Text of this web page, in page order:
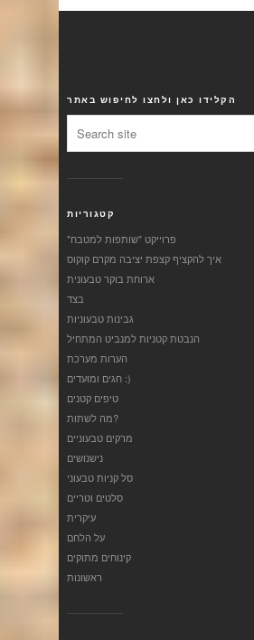
הקלידו כאן ולחצו לחיפוש באתר
קטגוריות
"פרוייקט "שותפות למטבח
איך להקציף קצפת יציבה מקרם קוקוס
ארוחת בוקר טבעונית
בצד
גבינות טבעוניות
הנבטת קטניות למנביט המתחיל
הערות מערכת
חגים ומועדים :)
טיפים קטנים
מה לשתות?
מרקים טבעוניים
נישנושים
סל קניות טבעוני
סלטים וטריים
עיקרית
על הלחם
קינוחים מתוקים
ראשונות